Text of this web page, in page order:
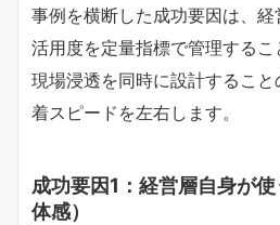
事例を横断した成功要因は、経
活用度を定量指標で管理する
現場浸透を同時に設計するこ
着スピードを左右します。
成功要因1：経営層自身が
体感）